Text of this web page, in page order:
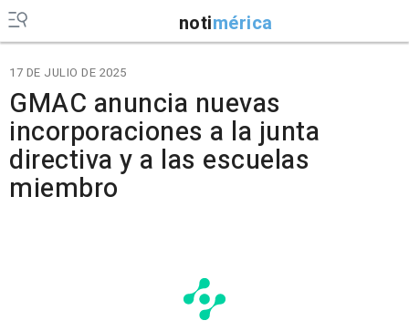
notimérica
17 DE JULIO DE 2025
GMAC anuncia nuevas
incorporaciones a la junta
directiva y a las escuelas
miembro